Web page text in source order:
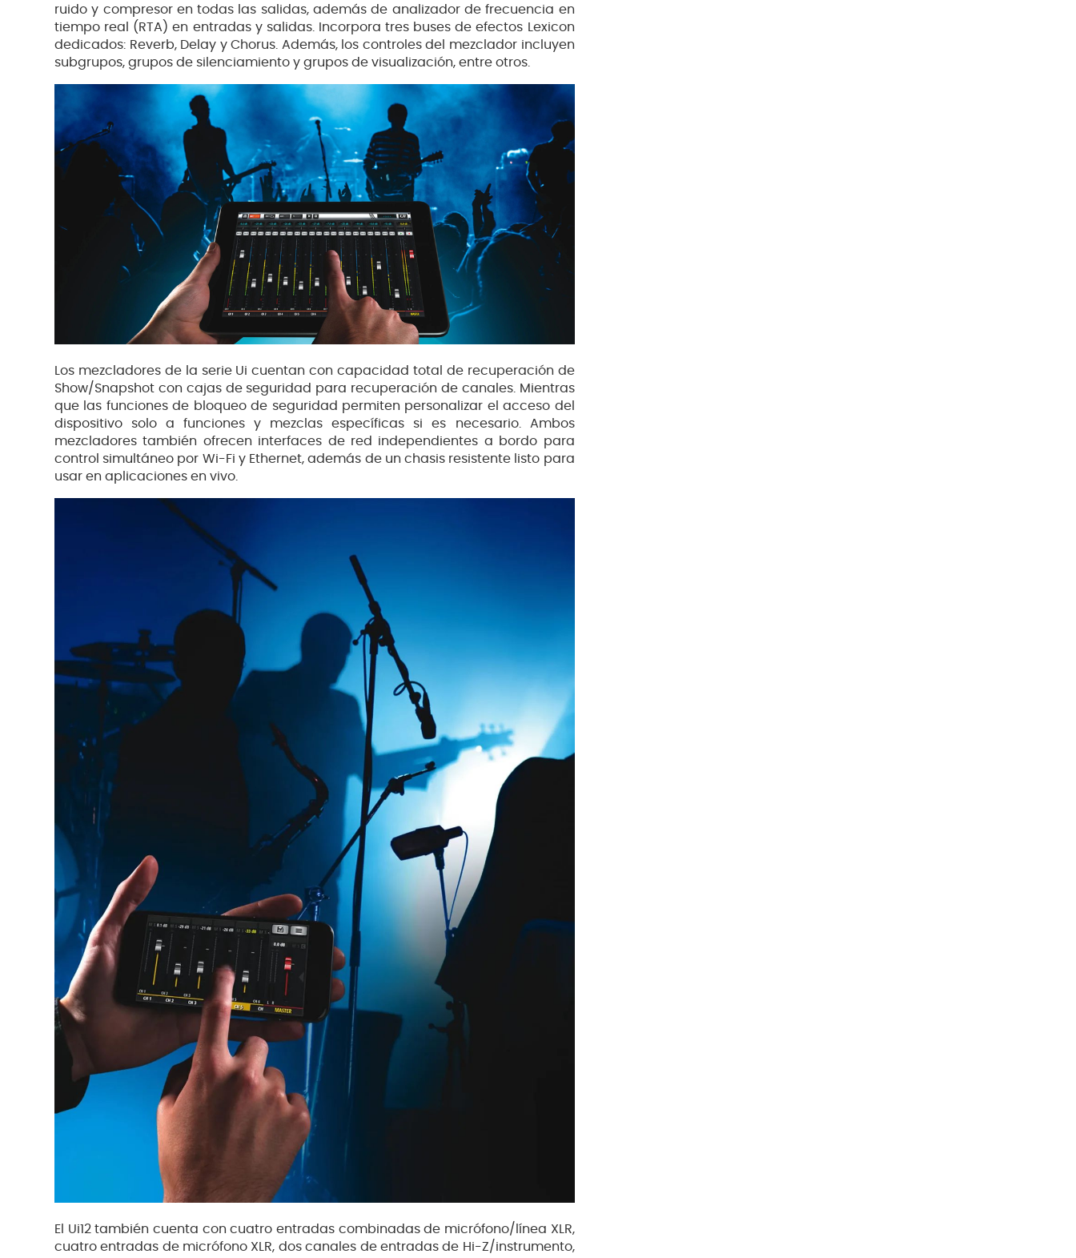
ruido y compresor en todas las salidas, además de analizador de frecuencia en
tiempo real (RTA) en entradas y salidas. Incorpora tres buses de efectos Lexicon
dedicados: Reverb, Delay y Chorus. Además, los controles del mezclador incluyen
subgrupos, grupos de silenciamiento y grupos de visualización, entre otros.
Los mezcladores de la serie Ui cuentan con capacidad total de recuperación de
Show/Snapshot con cajas de seguridad para recuperación de canales. Mientras
que las funciones de bloqueo de seguridad permiten personalizar el acceso del
dispositivo solo a funciones y mezclas específicas si es necesario. Ambos
mezcladores también ofrecen interfaces de red independientes a bordo para
control simultáneo por Wi-Fi y Ethernet, además de un chasis resistente listo para
usar en aplicaciones en vivo.
El Ui12 también cuenta con cuatro entradas combinadas de micrófono/línea XLR,
cuatro entradas de micrófono XLR, dos canales de entradas de Hi-Z/instrumento,